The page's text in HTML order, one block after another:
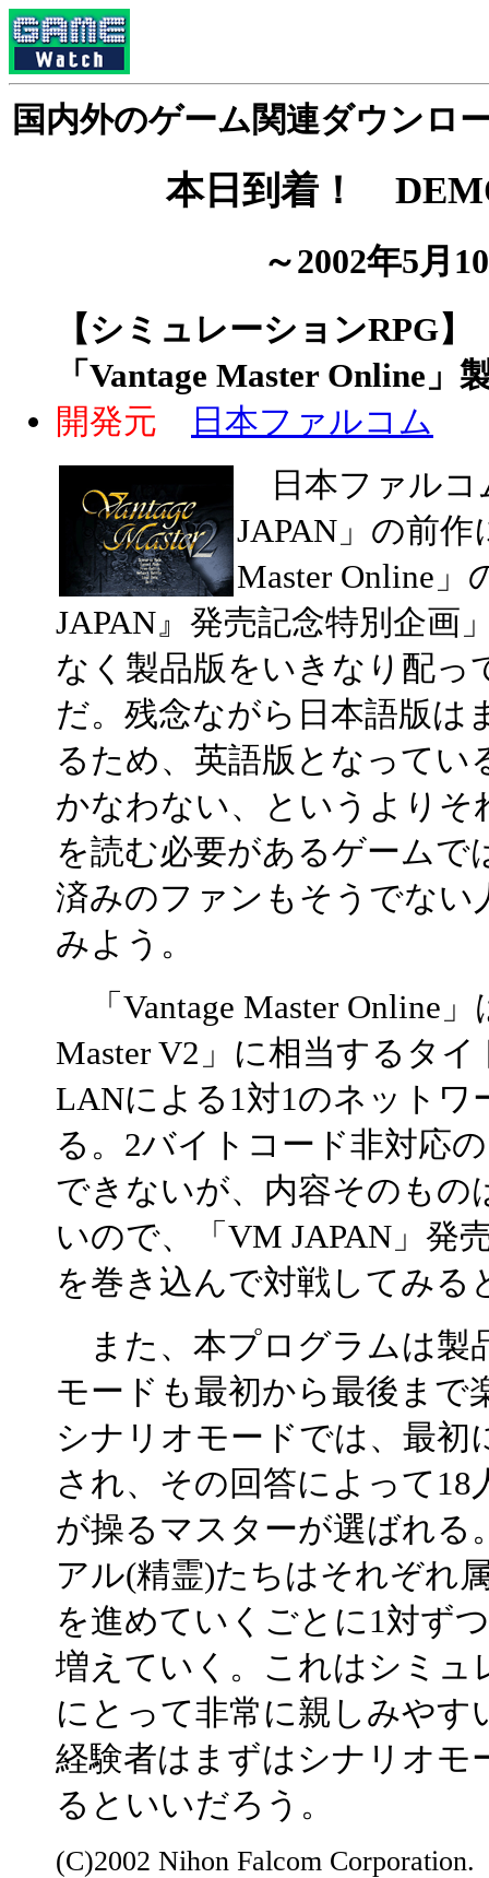
国内外のゲーム関連ダウンロ
本日到着！
～2002年5月
【シミュレーションRPG】
「Vantage Master Online
開発元
日本ファルコム
日本ファルコ
JAPAN」の前作
Master Online
JAPAN』発売記念特別企画
なく製品版をいきなり配っ
だ。残念ながら日本語版は
るため、英語版となってい
かなわない、というよりそ
を読む必要があるゲームで
済みのファンもそうでない
みよう。
「Vantage Master Online
Master V2」に相当するタ
LANによる1対1のネットワ
る。2バイトコード非対応
できないが、内容そのもの
いので、「VM JAPAN」発
を巻き込んで対戦してみる
また、本プログラムは製
モードも最初から最後まで
シナリオモードでは、最初
され、その回答によって
が操るマスターが選ばれる
アル(精霊)たちはそれぞれ
を進めていくごとに1対ず
増えていく。これはシミュ
にとって非常に親しみやす
経験者はまずはシナリオモ
るといいだろう。
(C)2002 Nihon Falcom Corporation.